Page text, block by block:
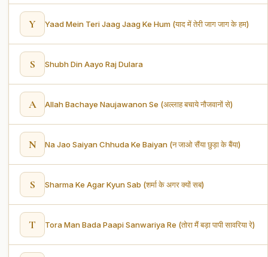
Y Yaad Mein Teri Jaag Jaag Ke Hum (याद में तेरी जाग जाग के हम)
S Shubh Din Aayo Raj Dulara
A Allah Bachaye Naujawanon Se (अल्लाह बचाये नौजवानों से)
N Na Jao Saiyan Chhuda Ke Baiyan (न जाओ सैंया छुड़ा के बैंया)
S Sharma Ke Agar Kyun Sab (शर्मा के अगर क्यों सब)
T Tora Man Bada Paapi Sanwariya Re (तोरा मैं बड़ा पापी सावरिया रे)